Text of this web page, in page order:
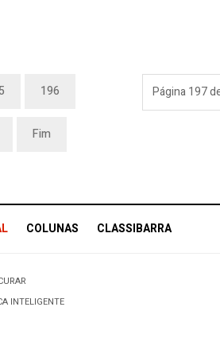
Página 197
196
Fim
COLUNAS CLASSIBARRA
INTELIGENTE